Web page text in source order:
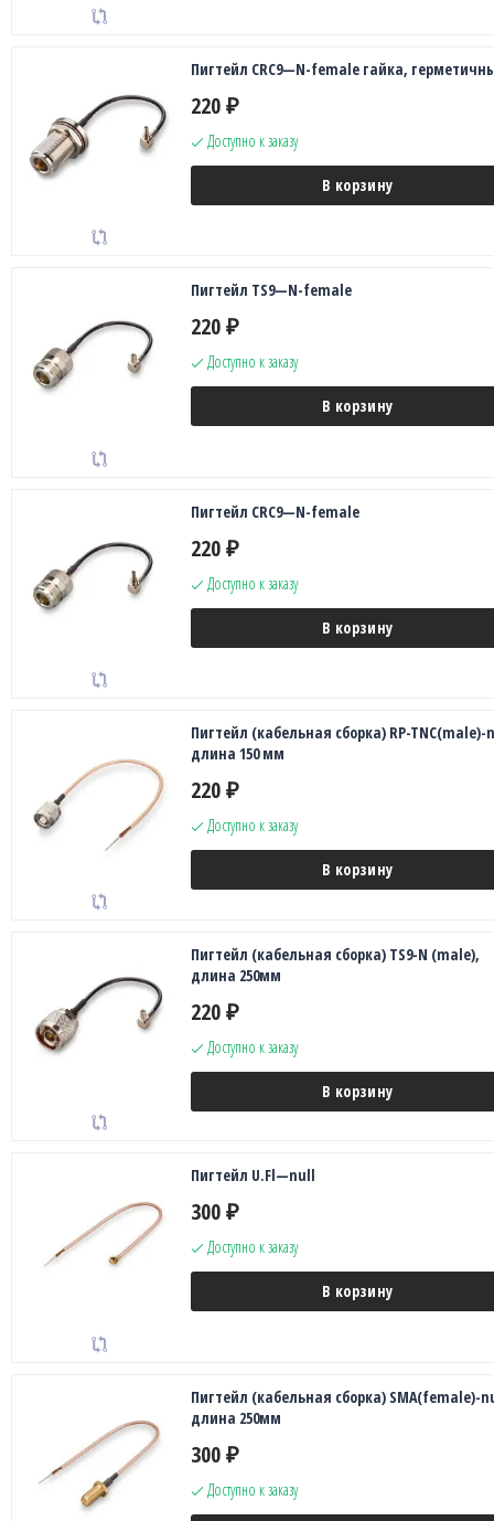
Пигтейл CRC9—N-female гайка,
220 ₽
Доступно к заказу
В корзину
Пигтейл TS9—N-female
220 ₽
Доступно к заказу
В корзину
Пигтейл CRC9—N-female
220 ₽
Доступно к заказу
В корзину
Пигтейл (кабельная сборка) RP-TNC(male)-
длина 150 мм
220 ₽
Доступно к заказу
В корзину
Пигтейл (кабельная сборка) TS9-N (male),
длина 250мм
220 ₽
Доступно к заказу
В корзину
Пигтейл U.Fl—null
300 ₽
Доступно к заказу
В корзину
Пигтейл (кабельная сборка) SMA(female)-
длина 250мм
300 ₽
Доступно к заказу